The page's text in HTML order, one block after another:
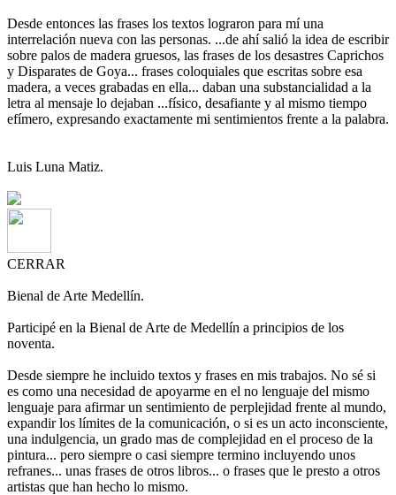
Desde entonces las frases los textos lograron para mí una
interrelación nueva con las personas. ...de ahí salió la idea de escribir
sobre palos de madera gruesos, las frases de los desastres Caprichos
y Disparates de Goya... frases coloquiales que escritas sobre esa
madera, a veces grabadas en ella... daban una substancialidad a la
letra al mensaje lo dejaban ...físico, desafiante y al mismo tiempo
efímero, expresando exactamente mi sentimientos frente a la palabra.
Luis Luna Matiz.
CERRAR
Bienal de Arte Medellín.
Participé en la Bienal de Arte de Medellín a principios de los
noventa.
Desde siempre he incluido textos y frases en mis trabajos. No sé si
es como una necesidad de apoyarme en el no lenguaje del mismo
lenguaje para afirmar un sentimiento de perplejidad frente al mundo,
expandir los límites de la comunicación, o si es un acto inconsciente,
una indulgencia, un grado mas de complejidad en el proceso de la
pintura... pero siempre o casi siempre termino incluyendo unos
refranes... unas frases de otros libros... o frases que le presto a otros
artistas que han hecho lo mismo.